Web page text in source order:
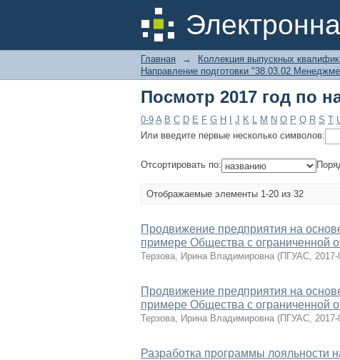
Посмотр 2017 год по
Главная → Коллекция выпускных
Направление подготовки "38.03.02
Посмотр 2017 год по
0-9 A B C D E F G H J K L M N O P Q R S T
Или введите первые несколько символов:
Отсортировать по:
Отображаемые элементы 1-20 из 32
Продвижение предприятия на
примере Общества с ограниченной
Терзова, Ирина Владимировна (ПГУАС, 2017-
Продвижение предприятия на
примере Общества с ограниченной
Терзова, Ирина Владимировна (ПГУАС, 2017-
Разработка программы лояльности